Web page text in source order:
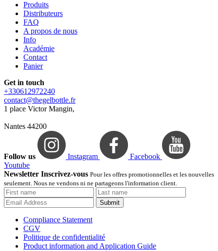
Produits
Distributeurs
FAQ
A propos de nous
Info
Académie
Contact
Panier
Get in touch
+330612972240
contact@thegelbottle.fr
1 place Victor Mangin,
Nantes 44200
Follow us Instagram
Facebook
Youtube
Newsletter Inscrivez-vous Pour les offres promotionnelles et les nouvelles
seulement. Nous ne vendons ni ne partageons l'information client.
Submit
Compliance Statement
CGV
Politique de confidentialité
Product information and Application Guide